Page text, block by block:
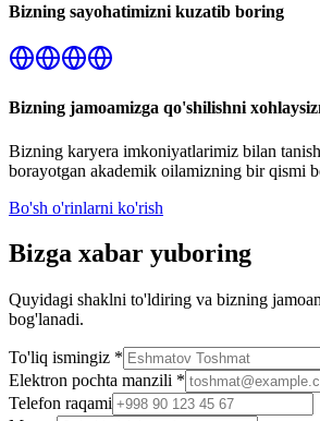
Bizning sayohatimizni kuzatib boring
Bizning jamoamizga qo'shilishni
Bizning karyera imkoniyatlarimiz bilan
borayotgan akademik oilamizning bir qismi
Bo'sh o'rinlarni ko'rish
Bizga xabar yuboring
Quyidagi shaklni to'ldiring va bizning
bog'lanadi.
To'liq ismingiz *
Elektron pochta manzili *
Telefon raqami